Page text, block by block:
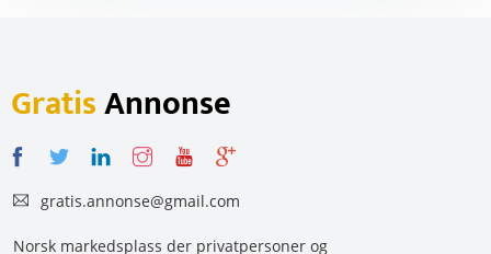
GratisAnnonse
gratis.annonse@gmail.com
Norsk markedsplass der privatpersoner og